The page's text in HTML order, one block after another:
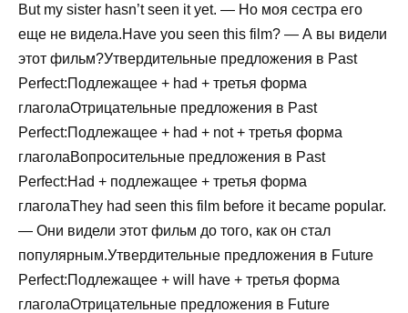
But my sister hasn’t seen it yet. — Но моя сестра его
еще не видела.Have you seen this film? — А вы видели
этот фильм?Утвердительные предложения в Past
Perfect:Подлежащее + had + третья форма
глаголаОтрицательные предложения в Past
Perfect:Подлежащее + had + not + третья форма
глаголаВопросительные предложения в Past
Perfect:Had + подлежащее + третья форма
глаголаThey had seen this film before it became popular.
— Они видели этот фильм до того, как он стал
популярным.Утвердительные предложения в Future
Perfect:Подлежащее + will have + третья форма
глаголаОтрицательные предложения в Future